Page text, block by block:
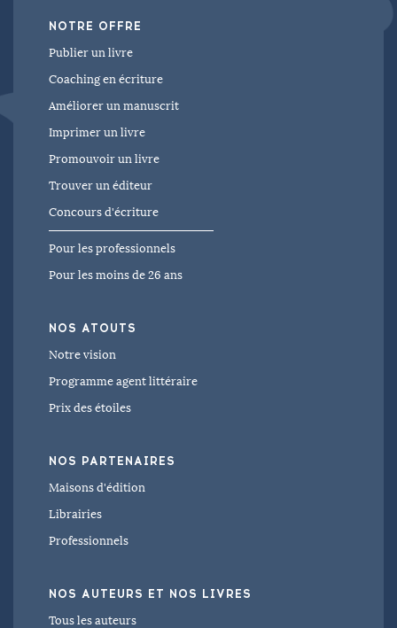
NOTRE OFFRE
Publier un livre
Coaching en écriture
Améliorer un manuscrit
Imprimer un livre
Promouvoir un livre
Trouver un éditeur
Concours d'écriture
Pour les professionnels
Pour les moins de 26 ans
NOS ATOUTS
Notre vision
Programme agent littéraire
Prix des étoiles
NOS PARTENAIRES
Maisons d'édition
Librairies
Professionnels
NOS AUTEURS ET NOS LIVRES
Tous les auteurs